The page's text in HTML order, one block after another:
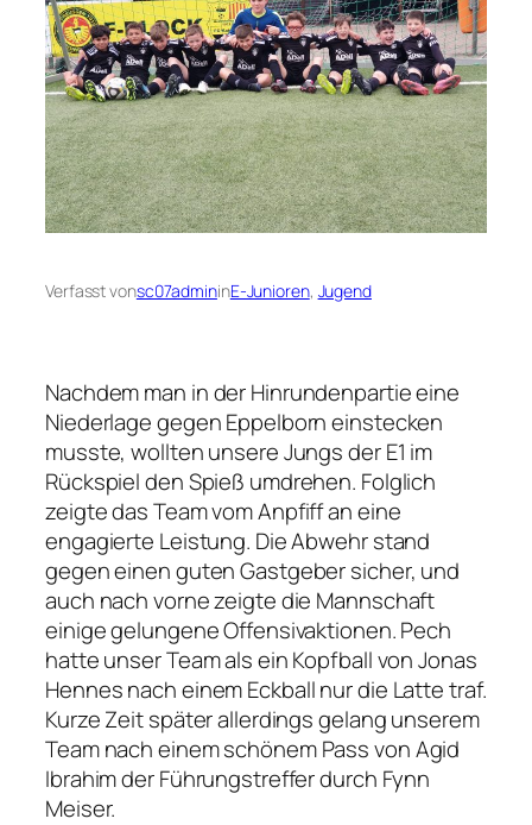
Verfasst vonsc07admininE-Junioren, Jugend
Nachdem man in der Hinrundenpartie eine
Niederlage gegen Eppelborn einstecken
musste, wollten unsere Jungs der E1 im
Rückspiel den Spieß umdrehen. Folglich
zeigte das Team vom Anpfiff an eine
engagierte Leistung. Die Abwehr stand
gegen einen guten Gastgeber sicher, und
auch nach vorne zeigte die Mannschaft
einige gelungene Offensivaktionen. Pech
hatte unser Team als ein Kopfball von Jonas
Hennes nach einem Eckball nur die Latte traf.
Kurze Zeit später allerdings gelang unserem
Team nach einem schönem Pass von Agid
Ibrahim der Führungstreffer durch Fynn
Meiser.